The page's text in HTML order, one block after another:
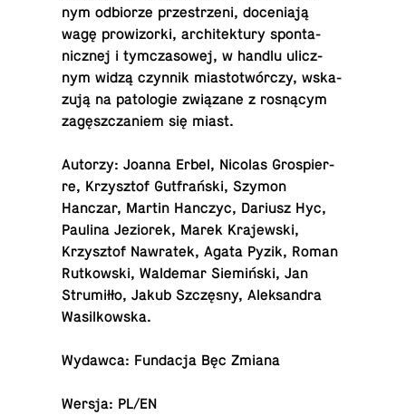
nym od­bio­rze prze­strze­ni, do­ce­nia­ją
wagę pro­wi­zor­ki, ar­chi­tek­tu­ry spon­ta­
nicz­nej i tym­cza­so­wej, w handlu ulicz­
nym widzą czynnik mia­sto­twór­czy, wska­
zu­ją na pa­to­lo­gie zwią­za­ne z ro­sną­cym
za­gęsz­cza­niem się miast.
Autorzy: Joanna Erbel, Nicolas Gro­spier­
re, Krzysz­tof Gut­frań­ski, Szymon
Hanczar, Martin Hanczyc, Dariusz Hyc,
Paulina Je­zio­rek, Marek Kra­jew­ski,
Krzysz­tof Na­wra­tek, Agata Pyzik, Roman
Rut­kow­ski, Wal­de­mar Sie­miń­ski, Jan
Stru­mił­ło, Jakub Szczę­sny, Alek­san­dra
Wasilkowska.
Wydawca: Fun­da­cja Bęc Zmiana
Wersja: PL/EN